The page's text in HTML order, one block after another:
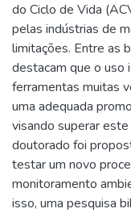
do Ciclo de Vida
pelas indústrias de
limitações. Entre as
destacam que o uso
ferramentas muitas
uma adequada
visando superar
doutorado foi
testar um novo
monitoramento
isso, uma pesquisa